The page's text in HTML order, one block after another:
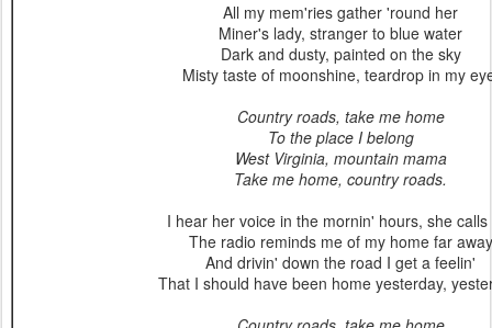
All my mem'ries gather 'round her
Miner's lady, stranger to blue water
Dark and dusty, painted on the sky
Misty taste of moonshine, teardrop in my
Country roads, take me home
To the place I belong
West Virginia, mountain mama
Take me home, country roads.
I hear her voice in the mornin' hours, she calls
The radio reminds me of my home far away
And drivin' down the road I get a feelin'
That I should have been home yesterday,